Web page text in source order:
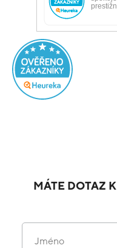
MÁTE DOTAZ
Jméno